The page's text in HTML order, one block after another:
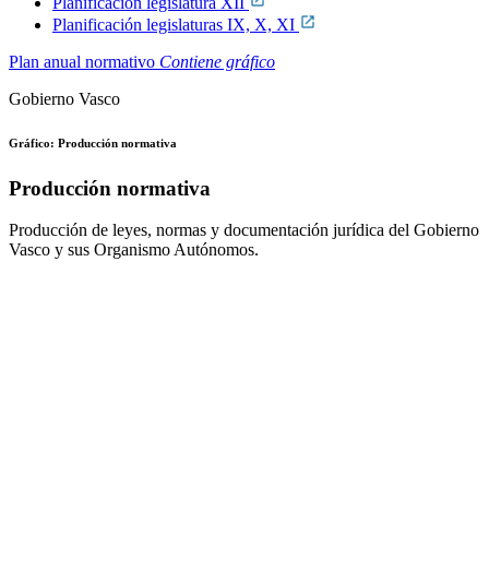
Planificación legislaturas IX, X, XI
Plan anual normativo Contiene gráfico
Gobierno Vasco
Gráfico: Producción normativa
Producción normativa
Producción de leyes, normas y documentación jurídica del Gobierno
Vasco y sus Organismo Autónomos.